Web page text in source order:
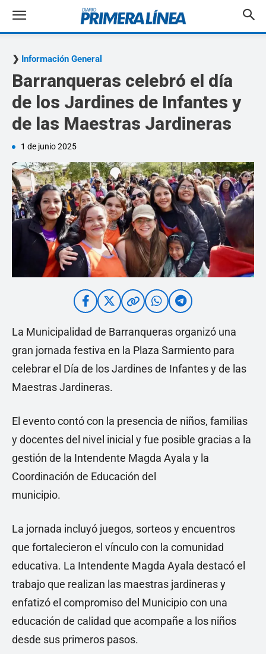
Información General
Barranqueras celebró el día
de los Jardines de Infantes y
de las Maestras Jardineras
1 de junio 2025
La Municipalidad de Barranqueras organizó una
gran jornada festiva en la Plaza Sarmiento para
celebrar el Día de los Jardines de Infantes y de las
Maestras Jardineras.
El evento contó con la presencia de niños, familias
y docentes del nivel inicial y fue posible gracias a la
gestión de la Intendente Magda Ayala y la
Coordinación de Educación del
municipio.
La jornada incluyó juegos, sorteos y encuentros
que fortalecieron el vínculo con la comunidad
educativa. La Intendente Magda Ayala destacó el
trabajo que realizan las maestras jardineras y
enfatizó el compromiso del Municipio con una
educación de calidad que acompañe a los niños
desde sus primeros pasos.